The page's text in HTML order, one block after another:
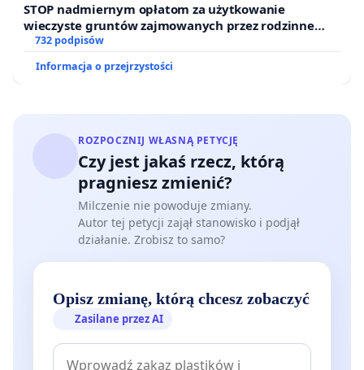
STOP nadmiernym opłatom za użytkowanie
wieczyste gruntów zajmowanych przez rodzinne
ogrody działkowe.
732 podpisów
Informacja o przejrzystości
ROZPOCZNIJ WŁASNĄ PETYCJĘ
Czy jest jakaś rzecz, którą
pragniesz zmienić?
Milczenie nie powoduje zmiany.
Autor tej petycji zajął stanowisko i podjął
działanie. Zrobisz to samo?
Opisz zmianę, którą chcesz zobaczyć
Zasilane przez AI